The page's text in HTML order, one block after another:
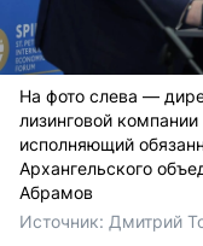
На фото слева —
лизинговой
исполняющий
Архангельского
Абрамов
Источник: Дмитрий